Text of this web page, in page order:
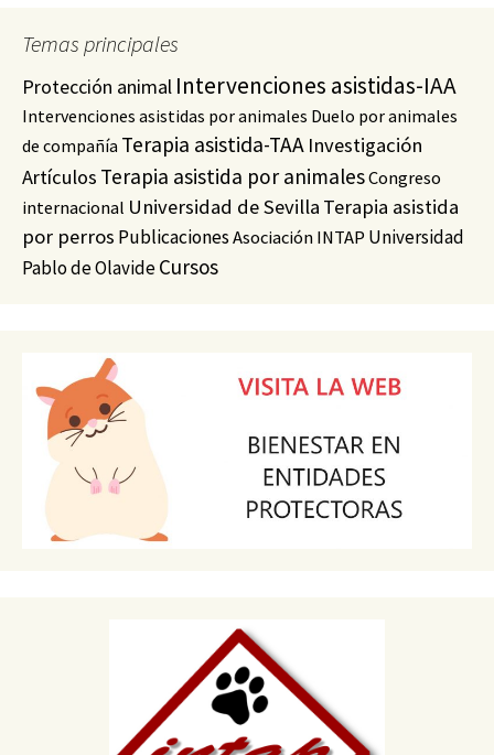
Temas principales
Protección animal Intervenciones asistidas-IAA
Intervenciones asistidas por animales Duelo por animales
de compañía Terapia asistida-TAA Investigación
Artículos Terapia asistida por animalesCongreso
internacional Universidad de Sevilla Terapia asistida
por perros PublicacionesAsociación INTAP Universidad
Pablo de OlavideCursos